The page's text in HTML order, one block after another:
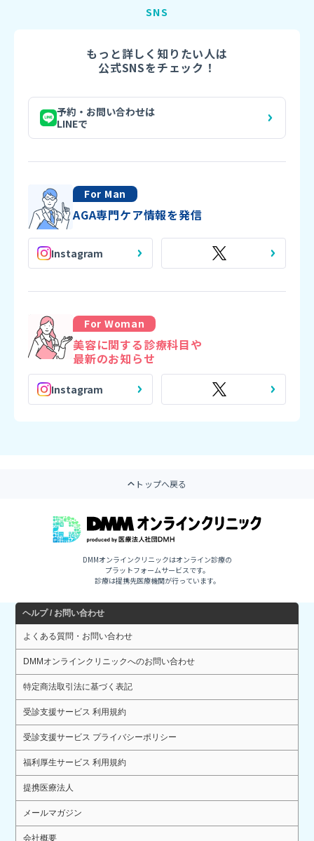
SNS
もっと詳しく知りたい人は
公式SNSをチェック！
予約・お問い合わせは
LINEで
For Man
AGA専門ケア情報を発信
Instagram
For Woman
美容に関する診療科目や
最新のお知らせ
Instagram
トップへ戻る
DMMオンラインクリニックはオンライン診療の
プラットフォームサービスです。
診療は提携先医療機関が行っています。
ヘルプ / お問い合わせ
よくある質問・お問い合わせ
DMMオンラインクリニックへのお問い合わせ
特定商法取引法に基づく表記
受診支援サービス 利用規約
受診支援サービス プライバシーポリシー
福利厚生サービス 利用規約
提携医療法人
メールマガジン
会社概要